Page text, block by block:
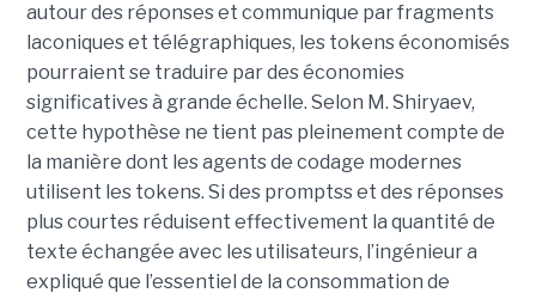
autour des réponses et communique par fragments
laconiques et télégraphiques, les tokens économisés
pourraient se traduire par des économies
significatives à grande échelle. Selon M. Shiryaev,
cette hypothèse ne tient pas pleinement compte de
la manière dont les agents de codage modernes
utilisent les tokens. Si des promptss et des réponses
plus courtes réduisent effectivement la quantité de
texte échangée avec les utilisateurs, l’ingénieur a
expliqué que l’essentiel de la consommation de